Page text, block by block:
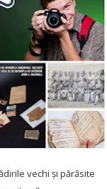
vechi și părăsite